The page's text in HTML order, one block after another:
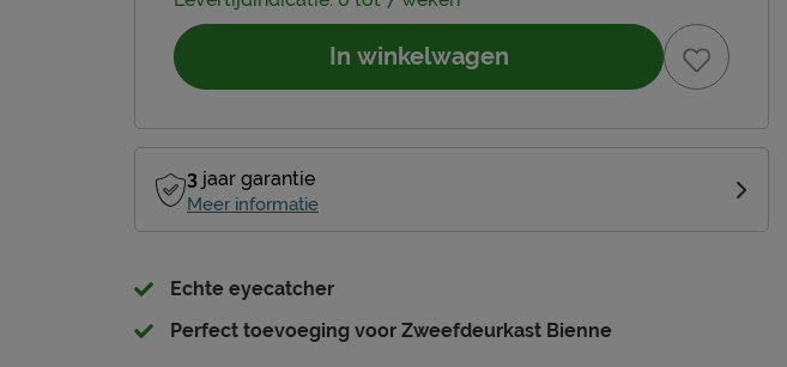
In winkelwagen
3 jaar garantie
Meer informatie
Echte eyecatcher
Perfect toevoeging voor Zweefdeurkast Bienne